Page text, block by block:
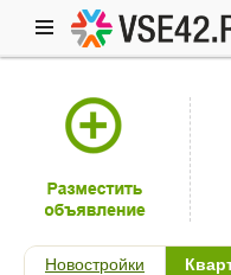
Новостройки